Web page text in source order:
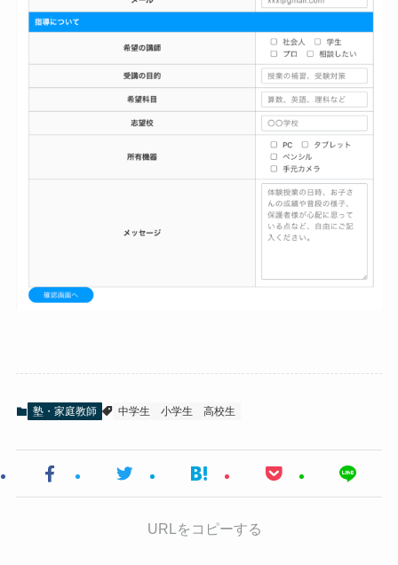
塾・家庭教師 中学生 小学生 高校生
URLをコピーする